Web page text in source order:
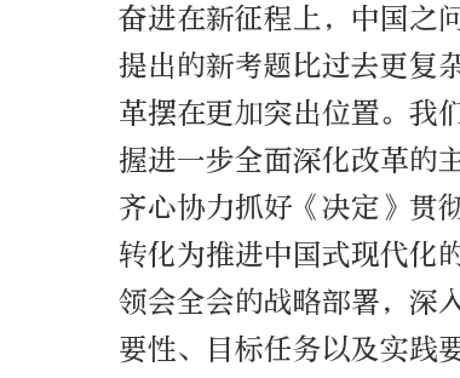
奋进在新征程上，中国之
提出的新考题比过去更复
革摆在更加突出位置。我
握进一步全面深化改革的
齐心协力抓好《决定》贯
转化为推进中国式现代化
领会全会的战略部署，深
要性、目标任务以及实践